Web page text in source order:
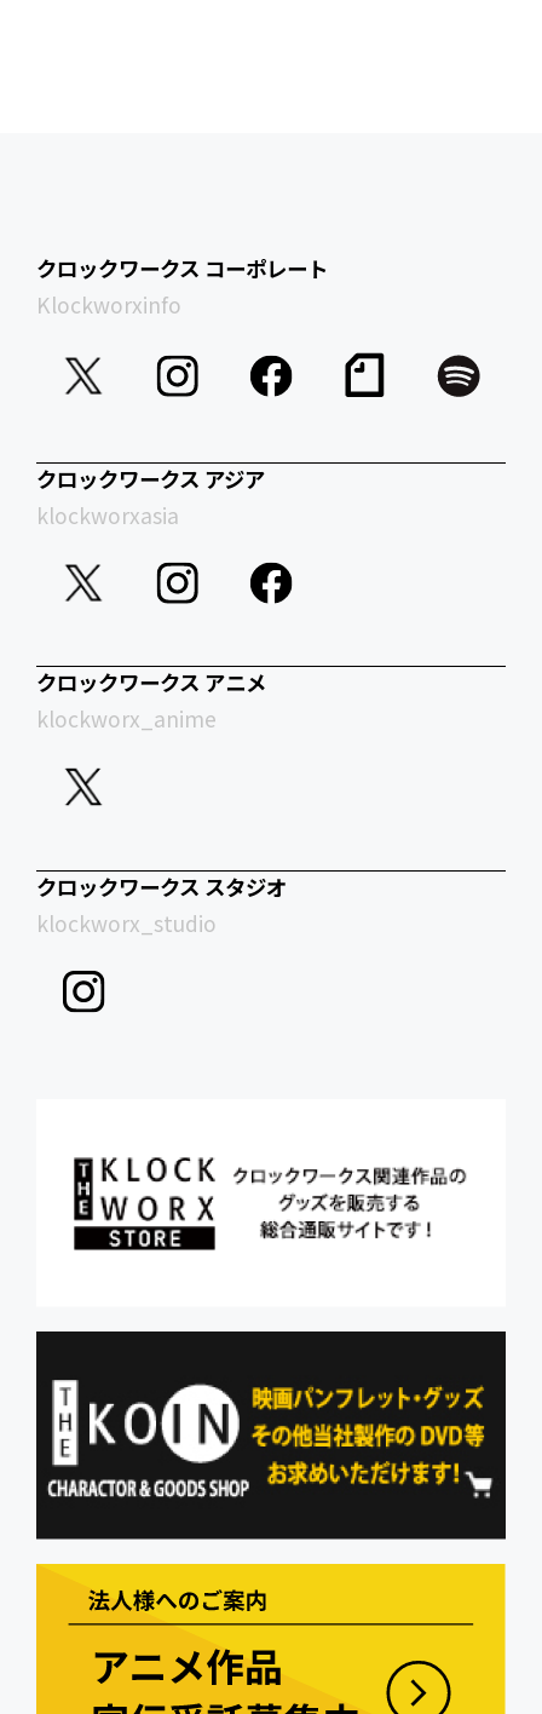
クロックワークス コーポレート
Klockworxinfo
クロックワークス アジア
klockworxasia
クロックワークス アニメ
klockworx_anime
クロックワークス スタジオ
klockworx_studio